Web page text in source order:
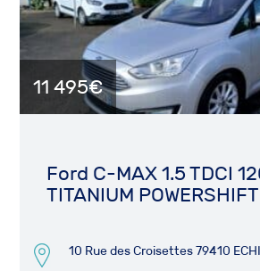
11 495€
Ford C-MAX 1.5 TDCI
TITANIUM POWERSHIFT
10 Rue des Croisettes 79410